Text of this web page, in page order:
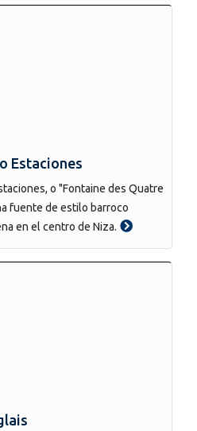
Estaciones
o "Fontaine des Quatre
fuente de estilo barroco
en el centro de Niza.